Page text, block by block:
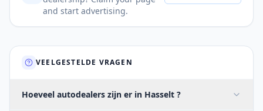
and start advertising.
VEELGESTELDE VRAGEN
Hoeveel autodealers zijn er in Hasselt ?